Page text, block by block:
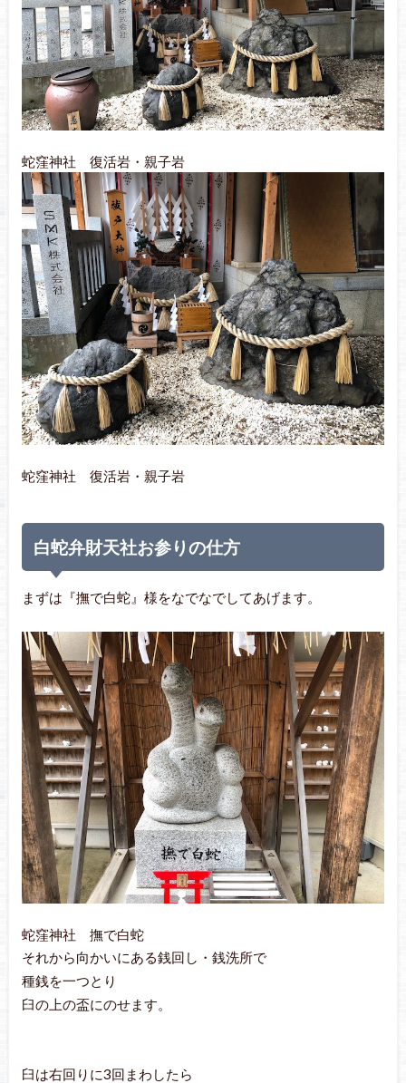
蛇窪神社 復活岩・親子岩
蛇窪神社 復活岩・親子岩
白蛇弁財天社お参りの仕方
まずは『撫で白蛇』様をなでなでしてあげます。
蛇窪神社 撫で白蛇
それから向かいにある銭回し・銭洗所で
種銭を一つとり
臼の上の盃にのせます。
臼は右回りに3回まわしたら